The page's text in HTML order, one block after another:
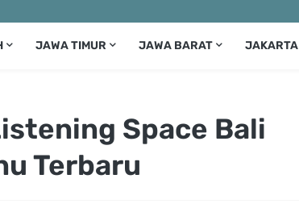
JAWA TIMUR JAWA BARAT JAKARTA
Space Bali
Terbaru